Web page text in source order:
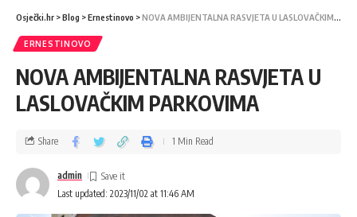
Osječki.hr >Blog >Ernestinovo >NOVA AMBIJENTALNA RASVJETA U LASLOVAČKIM PARKOVIMA
ERNESTINOVO
NOVA AMBIJENTALNA RASVJETA U
LASLOVAČKIM PARKOVIMA
Last updated: 2023/11/02 at 11:46 AM
admin
Share 1 Min Read